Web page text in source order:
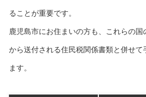
ることが重要です。
鹿児島市にお住まいの方も、これらの
から送付される住民税関係書類と併せて
ます。